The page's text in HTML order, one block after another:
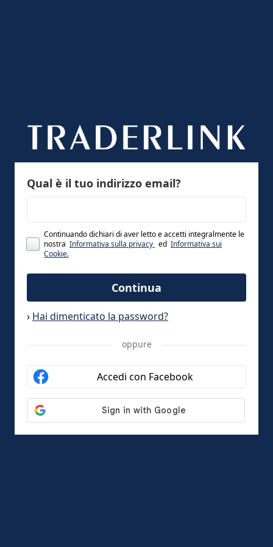
Qual è il tuo indirizzo email?
Continuando dichiari di aver letto e accetti integralmente le
nostra Informativa sulla privacy ed Informativa sui
Cookie.
Continua
› Hai dimenticato la password?
oppure
Accedi con Facebook